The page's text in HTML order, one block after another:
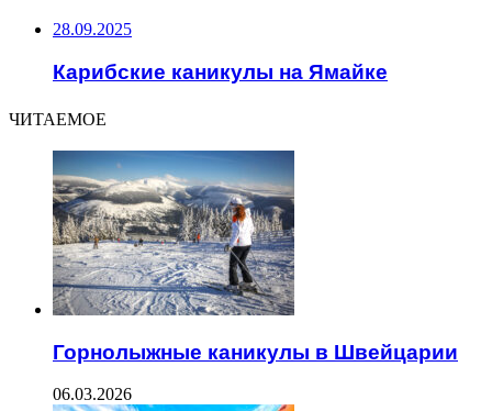
28.09.2025
Карибские каникулы на Ямайке
ЧИТАЕМОЕ
Горнолыжные каникулы в Швейцарии
06.03.2026